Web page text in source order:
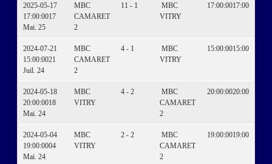
2025-05-17
17:00:0017
Mai. 25
MBC
CAMARET
2
11 - 1
MBC
VITRY
17:00:0017:00
2024-07-21
15:00:0021
Juil. 24
MBC
CAMARET
2
4 - 1
MBC
VITRY
15:00:0015:00
2024-05-18
20:00:0018
Mai. 24
MBC
VITRY
4 - 2
MBC
CAMARET
2
20:00:0020:00
2024-05-04
19:00:0004
Mai. 24
MBC
VITRY
2 - 2
MBC
CAMARET
2
19:00:0019:00